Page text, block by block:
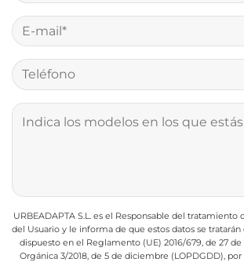
URBEADAPTA S.L. es el Responsable del tratamiento
del Usuario y le informa de que estos datos se
dispuesto en el Reglamento (UE) 2016/679, de 27 de
Orgánica 3/2018, de 5 de diciembre (LOPDGDD),